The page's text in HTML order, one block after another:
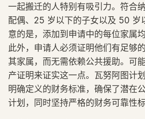
一起搬迁的人特别有吸引力。符合
配偶、25 岁以下的子女以及 50 岁
意的是，添加到申请中的每位家属
此外，申请人必须证明他们有足够
其家属，而无需依赖公共援助。可
产证明来证实这一点。瓦努阿图计
明确定义的财务标准，确保了潜在
计划，同时坚持严格的财务可靠性标